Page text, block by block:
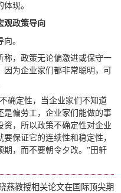
现。
观政策导向
。
称，政策无论偏激进或保守一
为企业家们都非常聪明，可
确定性，当企业家们不知道
是偏劳工，企业家们能做的事
，所以政策不确定性对企业
保证它的连续性和稳定性，
，而不要朝令夕改。”田轩
燕教授相关论文在国际顶尖期